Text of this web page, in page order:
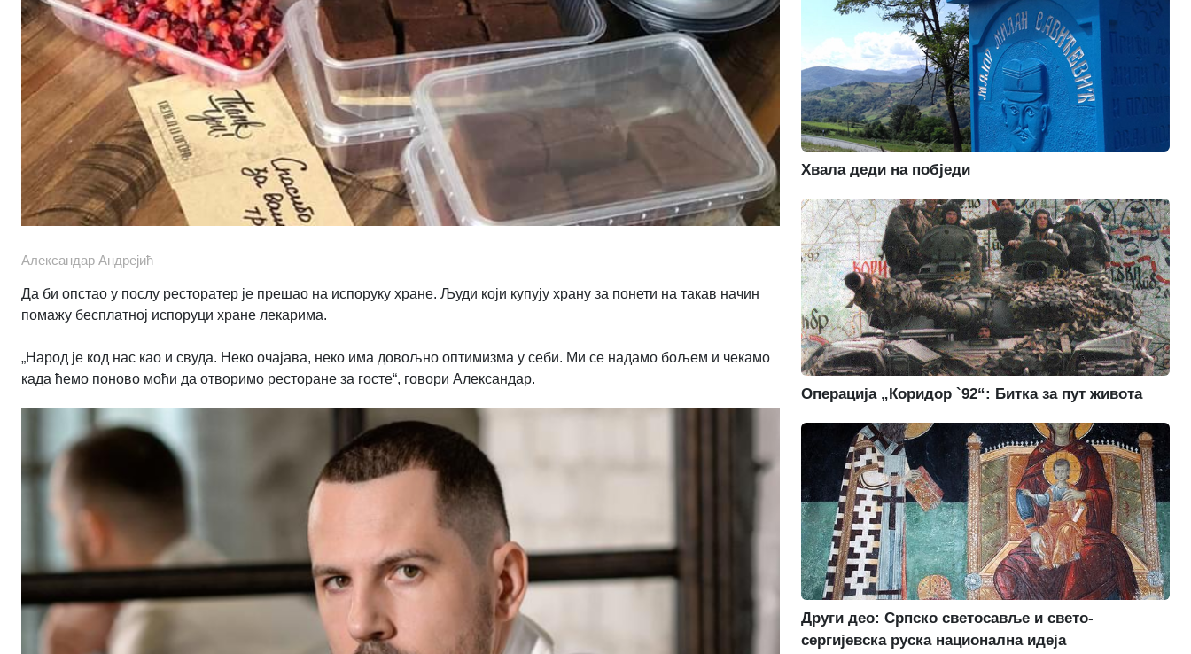
Александар Андрејић
Да би опстао у послу ресторатер је прешао на испоруку хране. Људи који купују храну за понети на такав начин
помажу бесплатној испоруци хране лекарима.
„Народ је код нас као и свуда. Неко очајава, неко има довољно оптимизма у себи. Ми се надамо бољем и чекамо
када ћемо поново моћи да отворимо ресторане за госте“, говори Александар.
Хвала деди на побједи
Операција „Коридор `92“: Битка за пут живота
Други део: Српско светосавље и свето-
сергијевска руска национална идеја